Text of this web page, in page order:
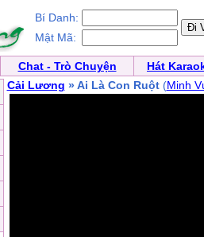
Bí Danh:
Mật Mã:
Chat - Trò Chuyện
Hát
Cải Lương » Ai Là Con Ruột(Minh